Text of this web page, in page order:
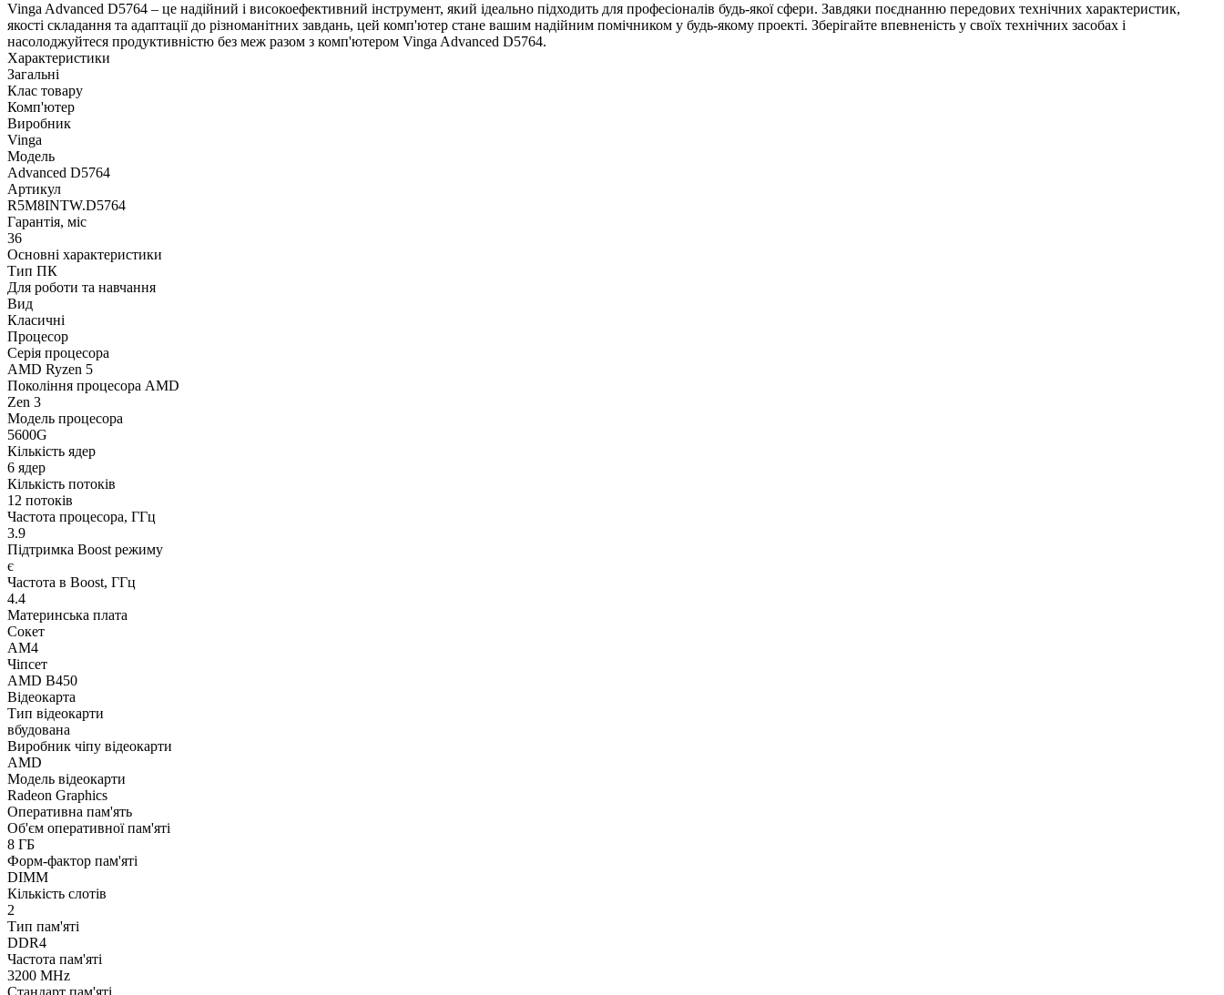
Vinga Advanced D5764 – це надійний і високоефективний інструмент, який ідеально підходить для професіоналів будь-якої сфери. Завдяки поєднанню передових технічних характеристик,
якості складання та адаптації до різноманітних завдань, цей комп'ютер стане вашим надійним помічником у будь-якому проекті. Зберігайте впевненість у своїх технічних засобах і
насолоджуйтеся продуктивністю без меж разом з комп'ютером Vinga Advanced D5764.
Характеристики
Загальні
Клас товару
Комп'ютер
Виробник
Vinga
Модель
Advanced D5764
Артикул
R5M8INTW.D5764
Гарантія, міс
36
Основні характеристики
Тип ПК
Для роботи та навчання
Вид
Класичні
Процесор
Серія процесора
AMD Ryzen 5
Покоління процесора AMD
Zen 3
Модель процесора
5600G
Кількість ядер
6 ядер
Кількість потоків
12 потоків
Частота процесора, ГГц
3.9
Підтримка Boost режиму
є
Частота в Boost, ГГц
4.4
Материнська плата
Сокет
AM4
Чіпсет
AMD B450
Відеокарта
Тип відеокарти
вбудована
Виробник чіпу відеокарти
AMD
Модель відеокарти
Radeon Graphics
Оперативна пам'ять
Об'єм оперативної пам'яті
8 ГБ
Форм-фактор пам'яті
DIMM
Кількість слотів
2
Тип пам'яті
DDR4
Частота пам'яті
3200 MHz